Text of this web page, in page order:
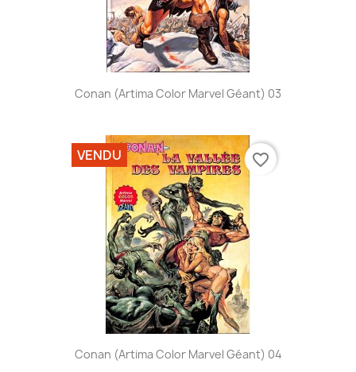
Conan (Artima Color Marvel Géant) 03
Conan (Artima Color Marvel Géant) 04
VENDU favorite_border